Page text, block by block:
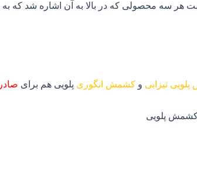
هر سه محصولی که در بالا به آن اشاره شد که
تیزابی و کشمش انگوری پلویی هم برای